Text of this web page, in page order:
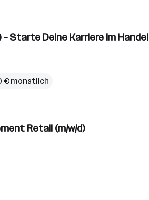
Starte Deine Karriere im Handel
€ monatlich
Retail (m/w/d)